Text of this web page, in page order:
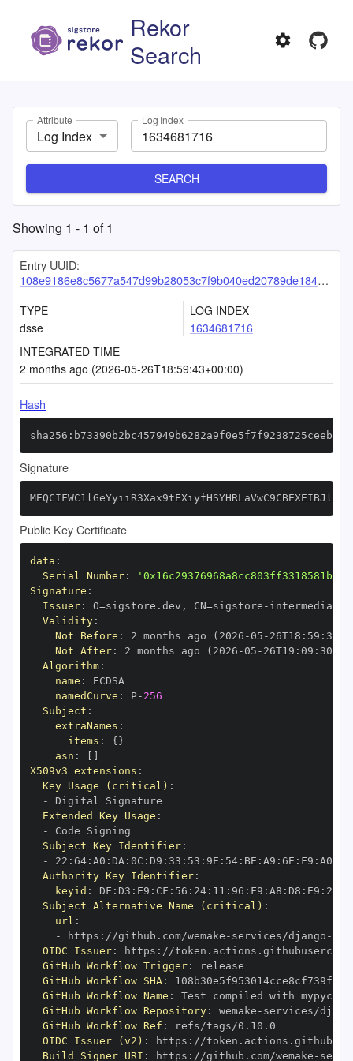
Rekor
Search
Attribute
Log Index
Log Index
SEARCH
Showing 1 - 1 of1
Entry UUID:
108e9186e8c5677a547d99b28053c7f9b040ed20789de184a9e57d4eddc01bd5bf382ccf7d80af57
TYPE
dsse
LOG INDEX
1634681716
INTEGRATED TIME
2 months ago (2026-05-26T18:59:43+00:00)
Hash
Signature
Public Key Certificate
data :
Serial Number:
Signature :
Issuer: O=sigstore.dev , CN=sigstore -
Validity:
Not Before : 2 months ago (2026 -05 - 26T18 : 59 :
Not After: 2 months ago (2026 -05 - 26T19 : 09 : 30+00
Algorithm:
name :
namedCurve : P- 256
Subject :
extraNames :
items : { }
asn :
X509v3 extensions :
Key Usage (critical) :
-
Extended Key Usage :
-
Subject Key Identifier:
-
22 : 64: A0 : DA : 0C : D9 : 33 : 53 : 9E : 54: BE : A9 : 6E : F9 : A0
Authority Key Identifier:
keyid : DF : D3 : E9 : CF : 56 : 24: 11 : 96 : F9 : A8 : D8 : E9 : 28
Subject Alternative Name (critical) :
url :
-
https : //github.com/wemake - services/django -
OIDC Issuer: https :
GitHub Workflow Trigger:
GitHub Workflow SHA:
GitHub Workflow Name :
GitHub Workflow Repository: wemake - services/
GitHub Workflow Ref :
OIDC Issuer (v2) : https :
Build Signer URI : https : //github.com/wemake -